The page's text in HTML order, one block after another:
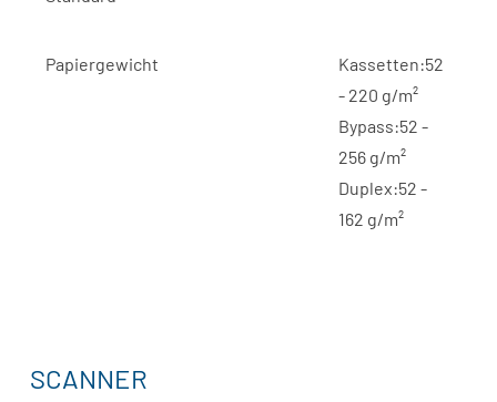
Papiergewicht
Kassetten:52
- 220 g/m²
Bypass:52 -
256 g/m²
Duplex:52 -
162 g/m²
SCANNER